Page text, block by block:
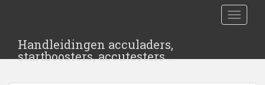
t
Handleidingen acculaders,
startboosters, accutesters …